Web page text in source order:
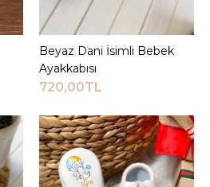
JEEYMI BABY
Beyaz Cırt Cırtlı İsimli İlk
Adım Bebek Botu
Sepete Ekle
KARŞILAŞTIRMA LISTESINE EKLE
Sepete Ekle
Beyaz Dani İsimli Bebek
Ayakkabısı
720,00TL